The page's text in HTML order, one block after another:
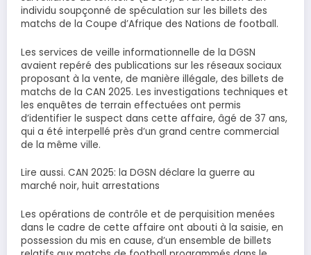
individu soupçonné de spéculation sur les billets des
matchs de la Coupe d’Afrique des Nations de football.
Les services de veille informationnelle de la DGSN
avaient repéré des publications sur les réseaux sociaux
proposant à la vente, de manière illégale, des billets de
matchs de la CAN 2025. Les investigations techniques et
les enquêtes de terrain effectuées ont permis
d’identifier le suspect dans cette affaire, âgé de 37 ans,
qui a été interpellé près d’un grand centre commercial
de la même ville.
Lire aussi. CAN 2025: la DGSN déclare la guerre au
marché noir, huit arrestations
Les opérations de contrôle et de perquisition menées
dans le cadre de cette affaire ont abouti à la saisie, en
possession du mis en cause, d’un ensemble de billets